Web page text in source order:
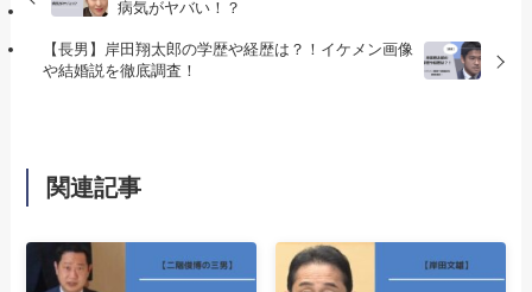
病気がヤバい！？
【長男】岸田翔太郎の学歴や経歴は？！イケメン画像
や結婚説を徹底調査！
関連記事